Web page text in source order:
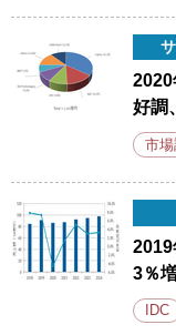
好調
市場
2019
3％
IDC